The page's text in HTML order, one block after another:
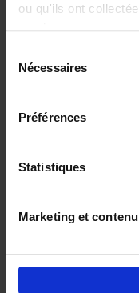
ou qu'ils ont
Nécessaires
Préférences
Statistiques
Marketing et